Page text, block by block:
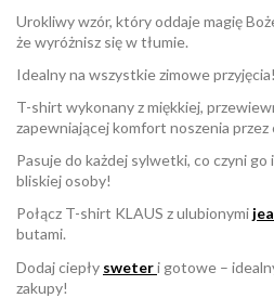
Urokliwy wzór, który oddaje magię
że wyróżnisz się w tłumie.
Idealny na wszystkie zimowe przyjęcia!
T-shirt wykonany z miękkiej,
zapewniającej komfort noszenia przez
Pasuje do każdej sylwetki, co czyni
bliskiej osoby!
Połącz T-shirt KLAUS z ulubionymi
butami.
Dodaj ciepły sweteri gotowe –
zakupy!